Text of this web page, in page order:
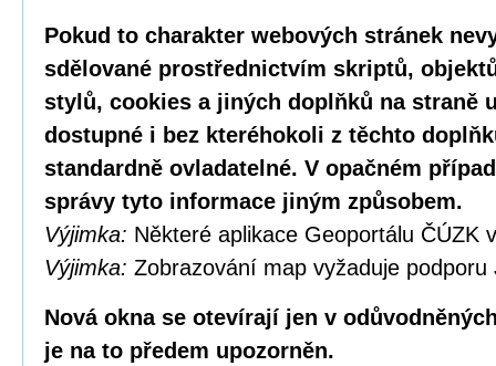
Pokud to charakter webových stránek
sdělované prostřednictvím skriptů,
stylů, cookies a jiných doplňků na straně
dostupné i bez kteréhokoli z těchto
standardně ovladatelné. V opačném
správy tyto informace jiným způsobem.
Výjimka: Některé aplikace Geoportálu ČÚZK
Výjimka: Zobrazování map vyžaduje podporu
Nová okna se otevírají jen v
je na to předem upozorněn.